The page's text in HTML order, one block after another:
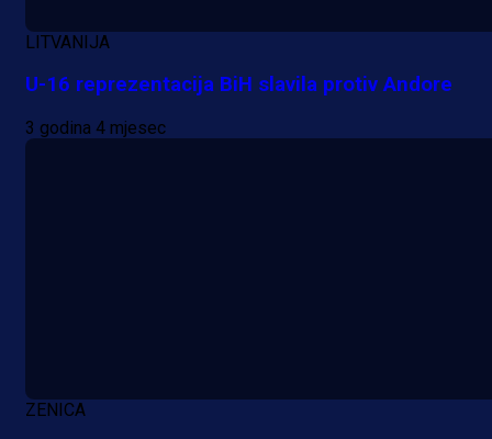
LITVANIJA
U-16 reprezentacija BiH slavila protiv Andore
3 godina 4 mjesec
ZENICA